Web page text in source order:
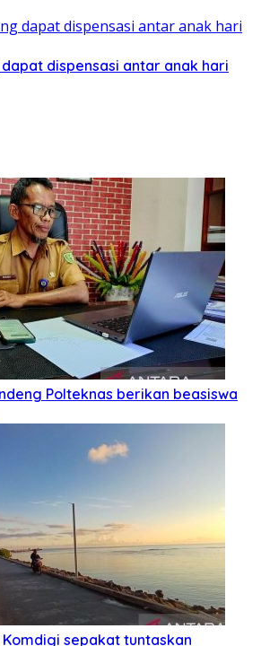
dapat dispensasi antar anak hari
Polteknas berikan beasiswa
sepakat tuntaskan